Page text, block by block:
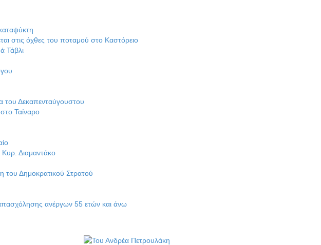
στις όχθες του ποταμού στο Καστόρειο
Τάβλι
του Δεκαπενταύγουστου
Ταίναρο
Διαμαντάκο
του Δημοκρατικού Στρατού
ανέργων 55 ετών και άνω